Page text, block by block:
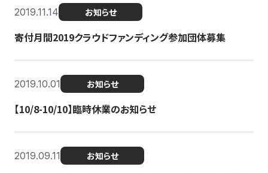
2019.11.14 お知らせ
寄付月間2019クラウドファンディング参加団体募集
2019.10.01 お知らせ
【10/8-10/10】臨時休業のお知らせ
2019.09.11 お知らせ